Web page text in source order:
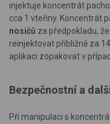
injektuje koncentrát
cca 1 vteřiny. Koncentrát
nosičů za předpokladu,
reinjektovat přibližně za
aplikaci zopakovat v
Bezpečnostní a
Při manipulaci s